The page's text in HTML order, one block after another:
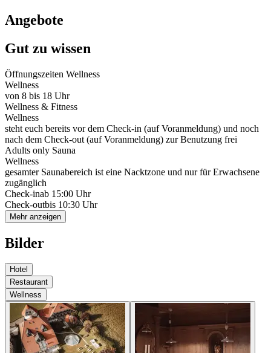
Angebote
Gut zu wissen
Öffnungszeiten Wellness
Wellness
von 8 bis 18 Uhr
Wellness & Fitness
Wellness
steht euch bereits vor dem Check-in (auf Voranmeldung) und noch
nach dem Check-out (auf Voranmeldung) zur Benutzung frei
Adults only Sauna
Wellness
gesamter Saunabereich ist eine Nacktzone und nur für Erwachsene
zugänglich
Check-inab 15:00 Uhr
Check-outbis 10:30 Uhr
Mehr anzeigen
Bilder
Hotel
Restaurant
Wellness